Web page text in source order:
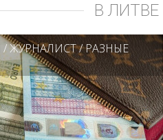
В ЛИТВЕ
/ЖУРНАЛИСТ/РАЗНЫЕ